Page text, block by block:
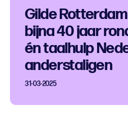
Gilde
bijna 40 jaar
én taalhulp
anderstaligen
31-03-2025